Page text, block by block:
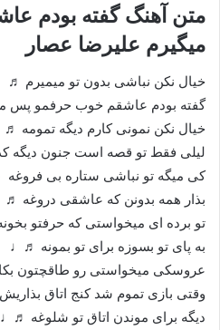
متن آهنگ گفته بودم
میگیرم علیرضا عصار
خيال نکن نباشی بدون تو ميميرم
گفته بودم عاشقم خوب حرفمو پس
خيال نکن نمونی کارم ديگه تمومه
ليلی فقط تو قصه است جنون ديگه
کی ميگه تو نباشی ستاره بی
بذار همه بدونن که عاشقی دروغه
تو برده ای ميخواستی که حرفتو
به پای تو بسوزه برای تو بمونه ♬♩
عروسکی ميخواستی رو طاقچتون
وقتی بازی تموم شد کنج اتاق
ديگه برای موندن اتاق تو شلوغه ♬♩